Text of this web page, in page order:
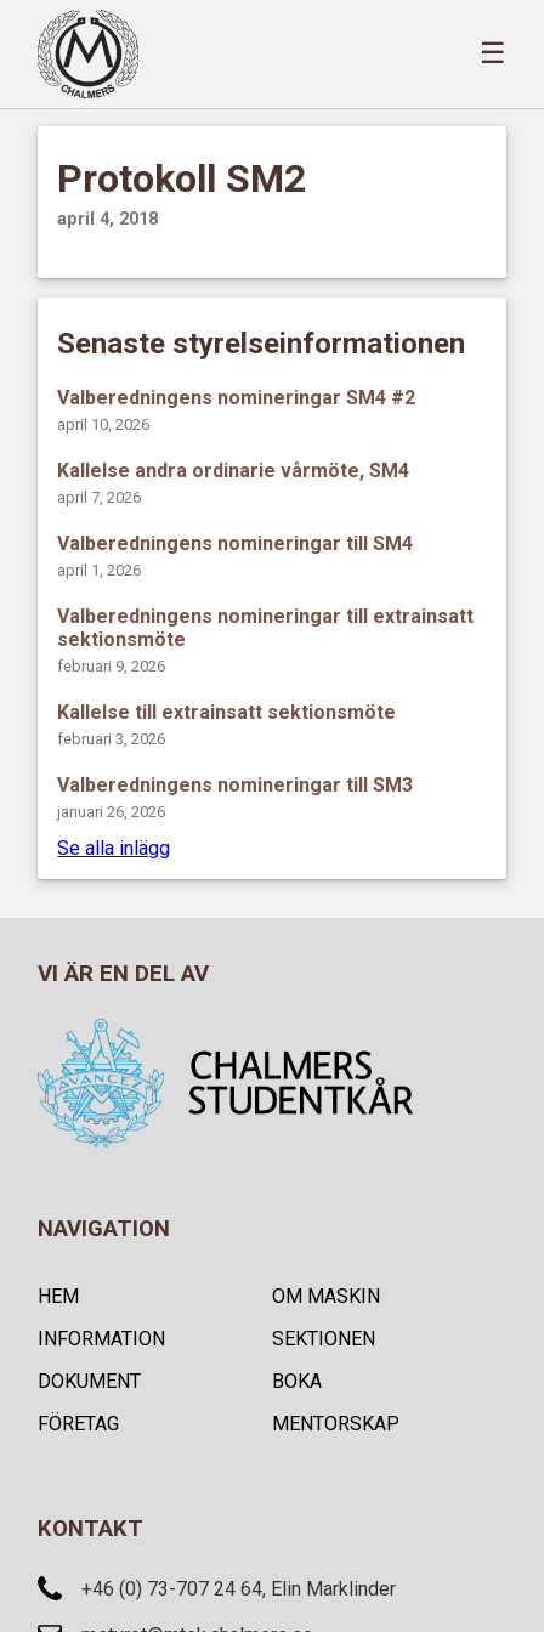
☰
Protokoll SM2
april 4, 2018
Senaste styrelseinformationen
Valberedningens nomineringar SM4 #2
april 10, 2026
Kallelse andra ordinarie vårmöte, SM4
april 7, 2026
Valberedningens nomineringar till SM4
april 1, 2026
Valberedningens nomineringar till extrainsatt
sektionsmöte
februari 9, 2026
Kallelse till extrainsatt sektionsmöte
februari 3, 2026
Valberedningens nomineringar till SM3
januari 26, 2026
Se alla inlägg
VI ÄR EN DEL AV
NAVIGATION
HEM
OM MASKIN
INFORMATION
SEKTIONEN
DOKUMENT
BOKA
FÖRETAG
MENTORSKAP
KONTAKT
+46 (0) 73-707 24 64, Elin Marklinder